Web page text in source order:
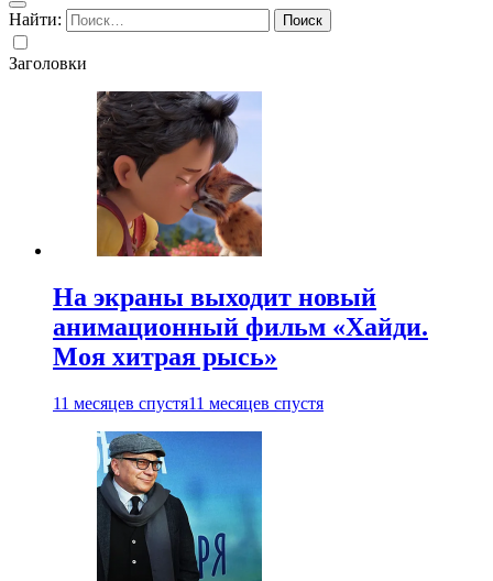
Найти:
Заголовки
На экраны выходит новый
анимационный фильм «Хайди.
Моя хитрая рысь»
11 месяцев спустя11 месяцев спустя